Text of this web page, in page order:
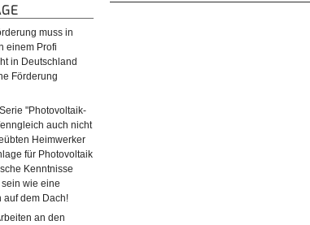
muss in
einem Profi
in Deutschland
Förderung
"Photovoltaik-
auch nicht
Heimwerker
für Photovoltaik
Kenntnisse
wie eine
auf dem Dach!
an den